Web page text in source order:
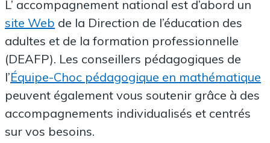
L’ accompagnement national est d’abord un
site Web de la Direction de l’éducation des
adultes et de la formation professionnelle
(DEAFP). Les conseillers pédagogiques de
l’Équipe-Choc pédagogique en mathématique
peuvent également vous soutenir grâce à des
accompagnements individualisés et centrés
sur vos besoins.